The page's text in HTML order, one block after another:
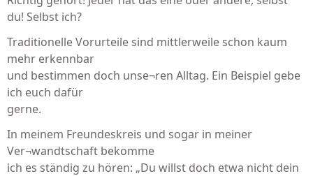
du! Selbst ich?
Traditionelle Vorurteile sind mittlerweile schon kaum
mehr erkennbar
und bestimmen doch unse¬ren Alltag. Ein Beispiel gebe
ich euch dafür
gerne.
In meinem Freundeskreis und sogar in meiner
Ver¬wandtschaft bekomme
ich es ständig zu hören: „Du willst doch etwa nicht dein